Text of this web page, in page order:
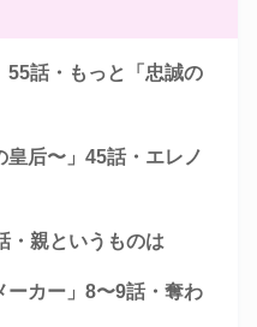
55話・もっと「忠誠の
皇后〜」45話・エレノ
・親というものは
ーカー」8〜9話・奪わ